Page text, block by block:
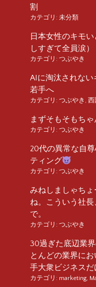
割
カテゴリ: 未分類
日本女性のキモ
しすぎて全員涙）
カテゴリ: つぶやき
AIに淘汰されな
若手へ
カテゴリ: つぶやき , 西
まずそもそもち
カテゴリ: つぶやき
20代の異常な自
ティング
カテゴリ: つぶやき
みねしましゃち
ね。こういう社
で。
カテゴリ: つぶやき
30過ぎた底辺業
とんどの業界に
手大衆ビジネスだ
カテゴリ: marketing,